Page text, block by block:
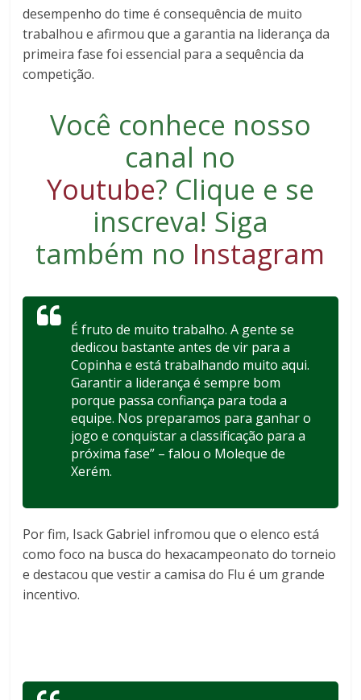
desempenho do time é consequência de muito
trabalhou e afirmou que a garantia na liderança da
primeira fase foi essencial para a sequência da
competição.
Você conhece nosso
canal no
Youtube? Clique e se
inscreva! Siga
também no Instagram
É fruto de muito trabalho. A gente se
dedicou bastante antes de vir para a
Copinha e está trabalhando muito aqui.
Garantir a liderança é sempre bom
porque passa confiança para toda a
equipe. Nos preparamos para ganhar o
jogo e conquistar a classificação para a
próxima fase” – falou o Moleque de
Xerém.
Por fim, Isack Gabriel infromou que o elenco está
como foco na busca do hexacampeonato do torneio
e destacou que vestir a camisa do Flu é um grande
incentivo.